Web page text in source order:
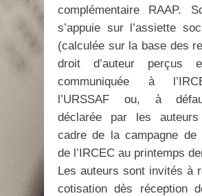
complémentaire RAAP.
s’appuie sur l’assiette
(calculée sur la base des
droit d’auteur perçus
communiquée à
l’URSSAF ou, à
déclarée par les
cadre de la campagne de
de l’IRCEC au printemps
Les auteurs sont invités à
cotisation dès réception